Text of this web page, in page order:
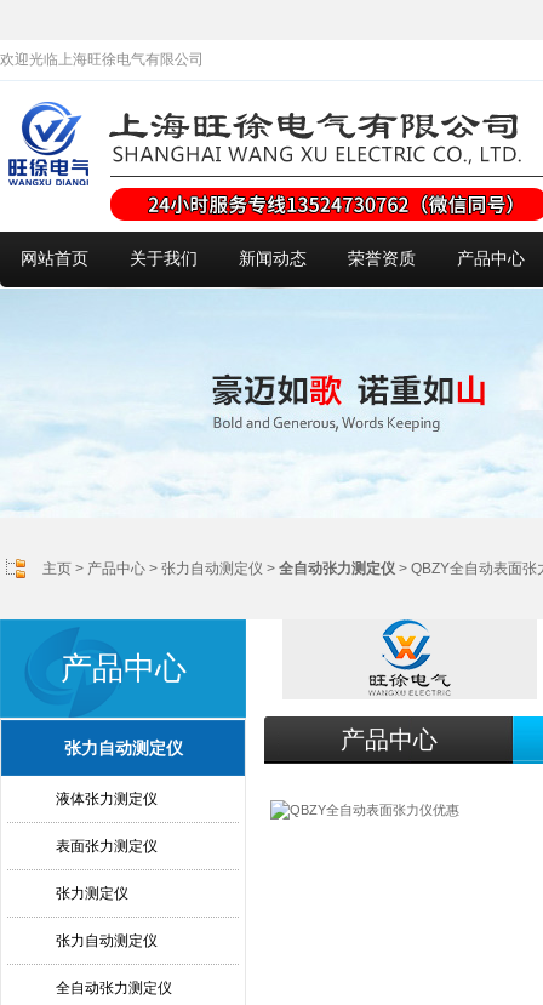
欢迎光临上海旺徐电气有限公司
网站首页 关于我们 新闻动态 荣誉资质 产品中心
主页 > 产品中心 > 张力自动测定仪 > 全自动张力测定仪 > QBZY全自动表面张
产品中心
张力自动测定仪
液体张力测定仪
表面张力测定仪
张力测定仪
张力自动测定仪
全自动张力测定仪
产品中心